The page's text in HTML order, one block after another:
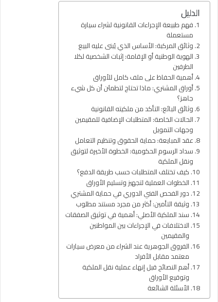
الدليل
فهم طبيعة الإجراءات القانونية لشراء سيارة
مستعملة
وثائق المركبة: الأساس الذي يُبنى عليه البيع
الهوية الوطنية أو الإقامة: إثبات الشخصية لكلا
الطرفين
أهمية الحفاظ على ملف كامل للأوراق
أوراق المشتري: ماذا تحتاج لتطمئن أن كل شيء
جاهز؟
وثائق البائع: التأكد من ملكيته القانونية
الحالات الخاصة: المتطلبات الإضافية للمقيمين
وجهات التمويل
عقد المبايعة: حماية الحقوق وتنظيم التعامل
سداد الرسوم الحكومية: الخطوة الأخيرة لتوثيق
ونقل الملكية
كيف تختلف المتطلبات حسب طريقة الدفع؟
الخطوات العملية لتجهيز وتسليم الأوراق
دور الفحص الفني الدوري في حماية المشتري
وثيقة التأمين: أكثر من مجرد مستند مطلوب
سند الملكية الأصلي: أهمية في توثيق الصفقات
الاختلافات في الإجراءات بين المواطنين
والمقيمين
الفروق الجوهرية عند الشراء من معرض سيارات
معتمد مقابل الأفراد
أهم النصائح قبل إنهاء عملية نقل الملكية
وتوقيع الأوراق
الأسئلة الشائعة